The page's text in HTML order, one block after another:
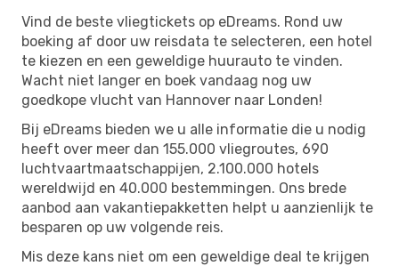
Vind de beste vliegtickets op eDreams. Rond uw
boeking af door uw reisdata te selecteren, een hotel
te kiezen en een geweldige huurauto te vinden.
Wacht niet langer en boek vandaag nog uw
goedkope vlucht van Hannover naar Londen!
Bij eDreams bieden we u alle informatie die u nodig
heeft over meer dan 155.000 vliegroutes, 690
luchtvaartmaatschappijen, 2.100.000 hotels
wereldwijd en 40.000 bestemmingen. Ons brede
aanbod aan vakantiepakketten helpt u aanzienlijk te
besparen op uw volgende reis.
Mis deze kans niet om een ​​geweldige deal te krijgen